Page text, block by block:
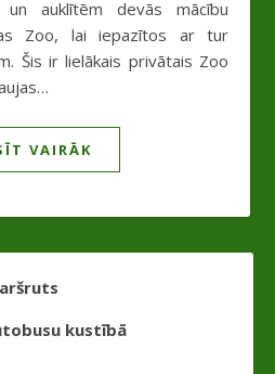
auklītēm devās mācību
Zoo, lai iepazītos ar tur
Šis ir lielākais privātais Zoo
VAIRĀK
kustībā